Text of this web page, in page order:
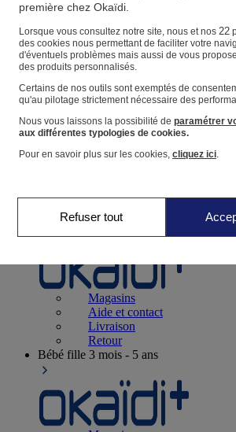
Magasin
Vos informations personnelles
Suivre une commande
Panier
Favoris
Naissance0-12 mois
Magasins
Aide et contact
Livraison
Retour
Bébé fille 3 mois - 5 ans
première chez Okaïdi.
Lorsque vous consultez notre site, nous et nos 22
des cookies nous permettant de faciliter votre
d'éventuels problèmes mais aussi de vous
des produits personnalisés.
Certains de nos outils sont exemptés de
qu'au pilotage strictement nécessaire des
Nous vous laissons la possibilité de paramétrer
aux différentes typologies de cookies.
Pour en savoir plus sur les cookies, cliquez ici.
Refuser tout